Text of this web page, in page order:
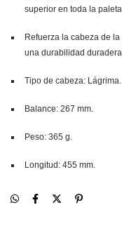
superior en toda la
Refuerza la cabeza de
una durabilidad
Tipo de cabeza: Lágrima.
Balance: 267 mm.
Peso: 365 g.
Longitud: 455 mm.